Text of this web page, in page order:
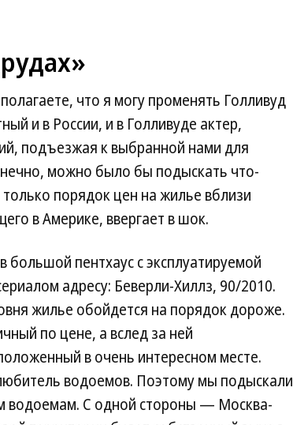
что я могу променять Голливуд
и в России, и в Голливуде актер,
подъезжая к выбранной нами для
можно было бы подыскать что-
порядок цен на жилье вблизи
в Америке, ввергает в шок.
пентхаус с эксплуатируемой
адресу: Беверли-Хиллз, 90/2010.
жилье обойдется на порядок дороже.
по цене, а вслед за ней
в очень интересном месте.
водоемов. Поэтому мы подыскали
водоемам. С одной стороны — Москва-